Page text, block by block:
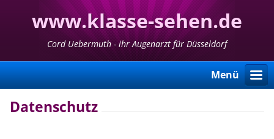
www.klasse-sehen.de
Cord Uebermuth - ihr Augenarzt für Düsseldorf
Menü
Datenschutz